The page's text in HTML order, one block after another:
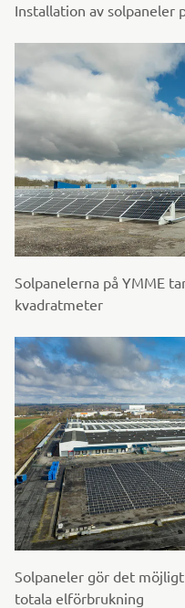
Installation av solpaneler
Solpanelerna på YMME
kvadratmeter
Solpaneler gör det
totala elförbrukning